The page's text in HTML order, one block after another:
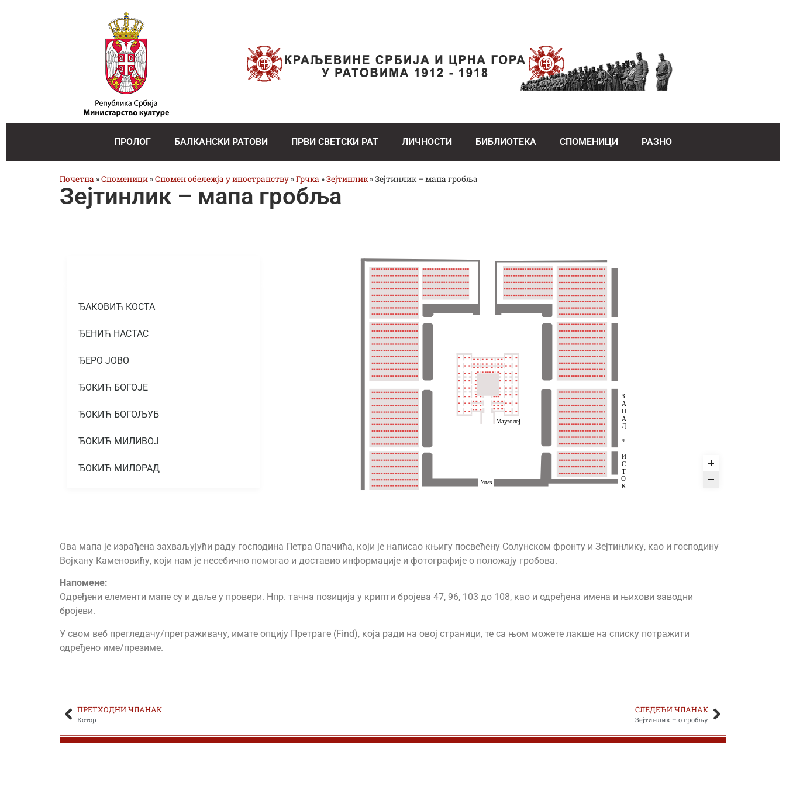
ПРОЛОГ БАЛКАНСКИ РАТОВИ ПРВИ СВЕТСКИ РАТ ЛИЧНОСТИ БИБЛИОТЕКА СПОМЕНИЦИ РАЗНО
Почетна »Споменици »Спомен обележја у иностранству »Грчка »Зејтинлик »Зејтинлик – мапа гробља
Зејтинлик – мапа гробља
З
А
П
А
Д
*
И
С
Т
О
К
Улаз
Маузолеј
ЂАКОВИЋ КОСТА
ЂЕНИЋ НАСТАС
ЂЕРО ЈОВО
ЂОКИЋ БОГОЈЕ
ЂОКИЋ БОГОЉУБ
ЂОКИЋ МИЛИВОЈ
ЂОКИЋ МИЛОРАД
ЂОКИЋ ОБРАД
ЂОКИЋ-ЂУРИЋ ДРАГУТИН
ЂОКОВИЋ МИЛАН
ЂОРЂЕВИЋ АЛЕКСА
ЂОРЂЕВИЋ ДРАГОСЛАВ
ЂОРЂЕВИЋ ЖИВКО
Ова мапа је израђена захваљујући раду господина Петра Опачића, који је написао књигу посвећену Солунском фронту и Зејтинлику, као и господину
Војкану Каменовићу, који нам је несебично помогао и доставио информације и фотографије о положају гробова.
Напоменe:
Одређени елементи мапе су и даље у провери. Нпр. тачна позиција у крипти бројева 47, 96, 103 до 108, као и одређена имена и њихови заводни
бројеви.
У свом веб прегледачу/претраживачу, имате опцију Претраге (Find), која ради на овој страници, те са њом можете лакше на списку потражити
одређено име/презиме.
ПРЕТХОДНИ ЧЛАНАК
Котор
СЛЕДЕЋИ ЧЛАНАК
Зејтинлик – о гробљу